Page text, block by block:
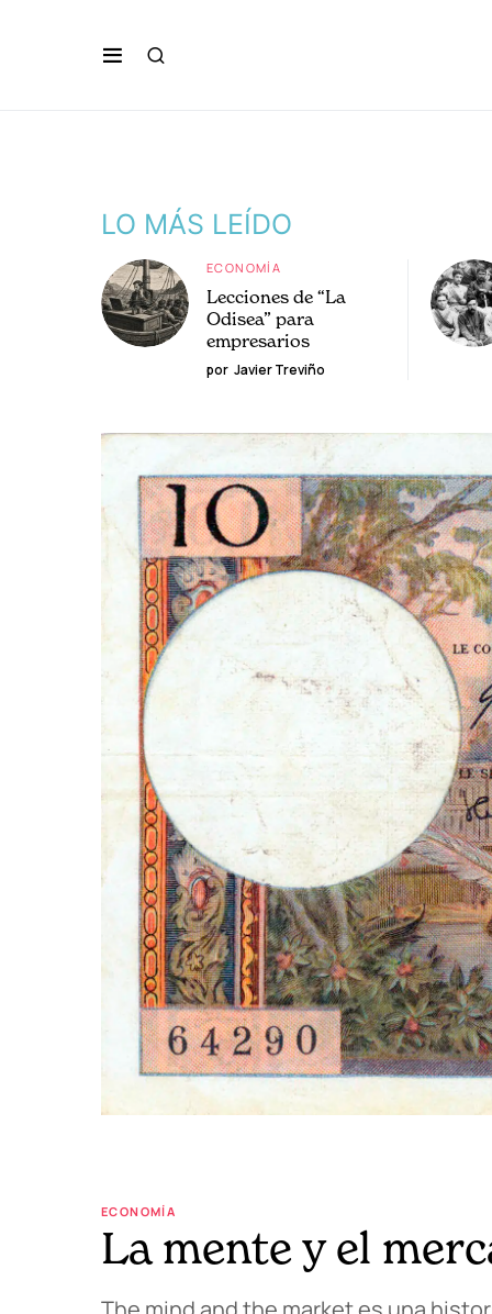
LO MÁS LEÍDO
ECONOMÍA
Lecciones de “La
Odisea” para
empresarios
por Javier Treviño
ECONOMÍA
La mente y el